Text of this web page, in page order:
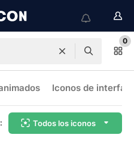
0
Iconos de interfaz
Todos los iconos